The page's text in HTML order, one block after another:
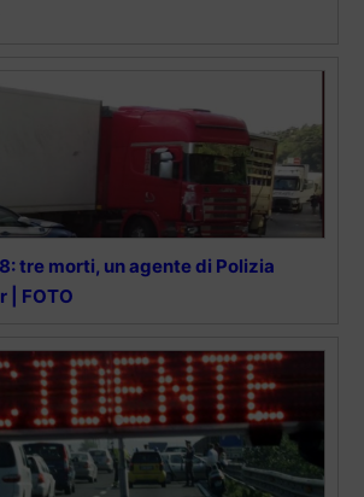
tre morti, un agente di Polizia
| FOTO